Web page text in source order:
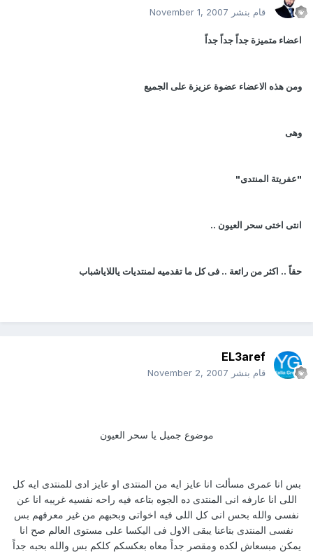
قام بنشر November 1, 2007
اعضاء متميزة جداً جداً جداً
ومن هذه الاعضاء عضوة عزيزة على الجميع
وهى
"عفريتة المنتدى"
انتى اختى سحر العيون ..
حقاً .. اكثر من رائعة .. فى كل ما تقدميه لمنتديات ياللاياشباب
EL3aref
قام بنشر November 2, 2007
موضوع جميل يا سحر العيون
بس انا عمرى مسألت انا عايز ايه من المنتدى او عايز ادى للمنتدى ايه كل
اللى انا عارفه انى المنتدى ده الجوه بتاعه فيه راحه نفسيه غريبه انا عن
نفسى والله بحس انى كل اللى فيه اخواتى وبحبهم من غير معرفهم بس
نفسى المنتدى بتاعنا يبقى الاول فى اليكسا على مستوى العالم صح انا
يمكن مبسعاش لكده ومقصر جداً معاه بعكسكم كلكم بس والله بحبه جداً